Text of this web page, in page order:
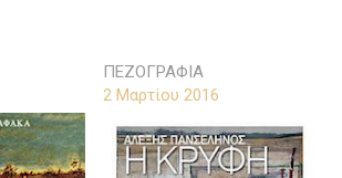
ΠΕΖΟΓΡΑΦΙΑ
2 Μαρτίου 2016